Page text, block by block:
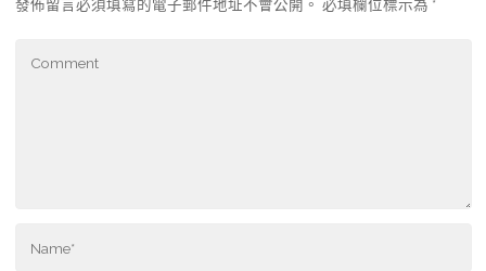
發佈留言必須填寫的電子郵件地址不會公開。 必填欄位標示為 *